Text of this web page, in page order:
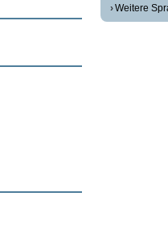
Weitere